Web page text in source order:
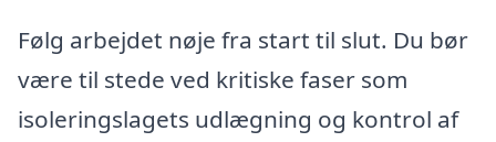
Følg arbejdet nøje fra start til slut. Du bør
være til stede ved kritiske faser som
isoleringslagets udlægning og kontrol af